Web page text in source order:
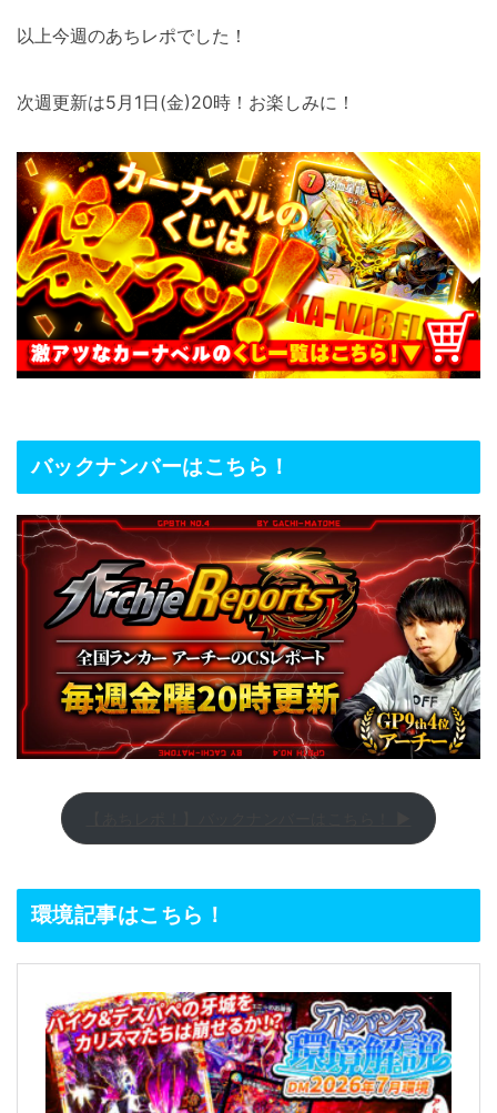
以上今週のあちレポでした！
次週更新は5月1日(金)20時！お楽しみに！
バックナンバーはこちら！
環境記事はこちら！